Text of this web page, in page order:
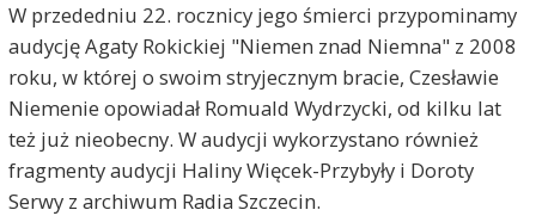
W przededniu 22. rocznicy jego śmierci przypominamy
audycję Agaty Rokickiej "Niemen znad Niemna" z 2008
roku, w której o swoim stryjecznym bracie, Czesławie
Niemenie opowiadał Romuald Wydrzycki, od kilku lat
też już nieobecny. W audycji wykorzystano również
fragmenty audycji Haliny Więcek-Przybyły i Doroty
Serwy z archiwum Radia Szczecin.